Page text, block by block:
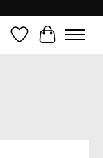
Verlanglijst